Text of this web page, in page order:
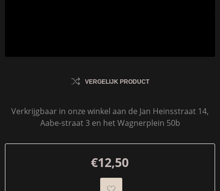
VERGELIJK PRODUCT
Verkrijgbaar in onze winkel aan de Jan Heinsstraat 14,
Aabe-straat 3 en het Wagnerplein 50b
€12,50